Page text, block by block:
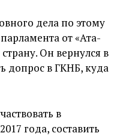
дела по этому
от «Ата-
Он вернулся в
допрос в ГКНБ, куда
в
года, составить